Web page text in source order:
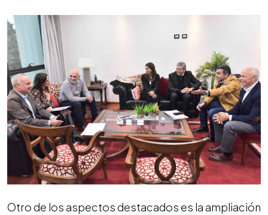
Otro de los aspectos destacados es la ampliación